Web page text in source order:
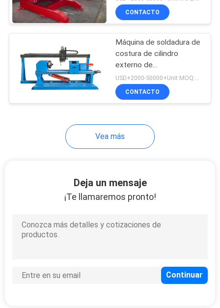
Máquina de
soldadura de
pórtico
soldadura digital
Máquina de
soldadura de cara
CONTACTO
Máquina de soldadura de
costura de cilindro
externo de
circunferencia 2600mm
5MPa
USD+2000-50000+Unit MOQ:1 unidad
CONTACTO
Vea más
Deja un mensaje
¡Te llamaremos pronto!